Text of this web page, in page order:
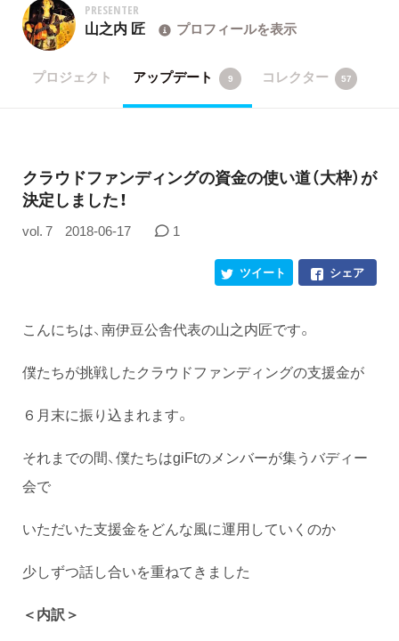
PRESENTER
山之内 匠 プロフィールを表示
プロジェクト アップデート 9 コレクター 57
クラウドファンディングの資金の使い道（大枠）が
決定しました！
vol. 7 2018-06-17 1
シェア
ツイート
こんにちは、南伊豆公舎代表の山之内匠です。
僕たちが挑戦したクラウドファンディングの支援金が
６月末に振り込まれます。
それまでの間、僕たちはgiFtのメンバーが集うバディー
会で
いただいた支援金をどんな風に運用していくのか
少しずつ話し合いを重ねてきました
＜内訳＞